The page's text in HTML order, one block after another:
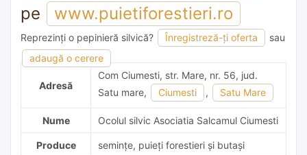
pe
www.puietiforestieri.ro
Reprezinți o pepinieră silvică? Înregistreză-ți oferta
sau
adaugă o cerere
1 recomandare
Adresă
Com Ciumesti, str. Mare, nr. 56, jud.
Satu mare,
Ciumesti , Satu Mare
Nume Ocolul silvic Asociatia Salcamul Ciumesti
Produce semințe, puieți forestieri și butași